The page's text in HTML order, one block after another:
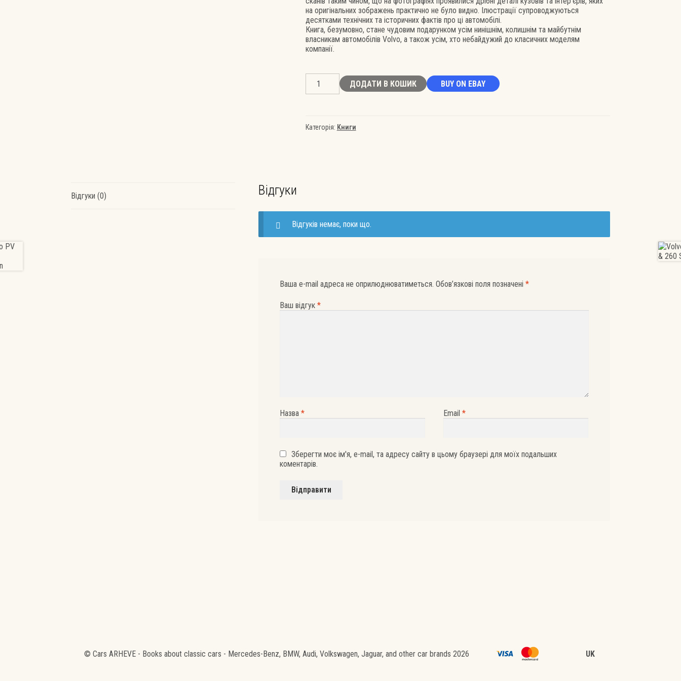
на оригінальних зображень практично не було видно. Ілюстрації супроводжуються
десятками технічних та історичних фактів про ці автомобілі.
Книга, безумовно, стане чудовим подарунком усім нинішнім, колишнім та майбутнім
власникам автомобілів Volvo, а також усім, хто небайдужий до класичних моделям
компанії.
&
P1800
ДОДАТИ В КОШИК BUY ON EBAY
Категорія: Книги
Відгуки (0) Відгуки
Відгуків немає, поки що.
Ваша e-mail адреса не оприлюднюватиметься. Обов’язкові поля позначені *
Ваш відгук *
Назва * Email *
Зберегти моє ім'я, e-mail, та адресу сайту в цьому браузері для моїх подальших
коментарів.
UK
© Cars ARHEVE - Books about classic cars - Mercedes-Benz, BMW, Audi, Volkswagen, Jaguar, and other car brands 2026